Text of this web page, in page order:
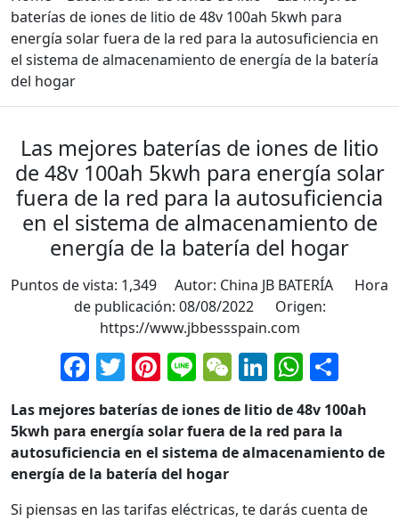
baterías de iones de litio de 48v 100ah 5kwh para
energía solar fuera de la red para la autosuficiencia en
el sistema de almacenamiento de energía de la batería
del hogar
Las mejores baterías de iones de litio
de 48v 100ah 5kwh para energía solar
fuera de la red para la autosuficiencia
en el sistema de almacenamiento de
energía de la batería del hogar
Puntos de vista: 1,349 Autor: China JB BATERÍA Hora
de publicación: 08/08/2022 Origen:
https://www.jbbessspain.com
Facebook
Twitter
Pinterest
LineWeChat
LinkedIn
Las mejores baterías de iones de litio de 48v 100ah
5kwh para energía solar fuera de la red para la
autosuficiencia en el sistema de almacenamiento de
energía de la batería del hogar
Si piensas en las tarifas eléctricas, te darás cuenta de